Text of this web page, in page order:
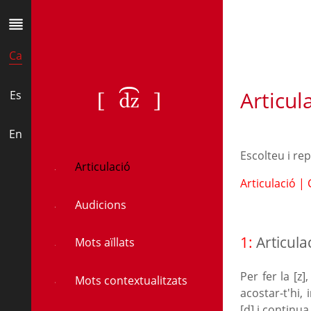
Ca
Es
En
[ʣ]
Articulació
Audicions
Mots aïllats
Mots contextualitzats
Escolteu i
Articulació |
1:
Per fer la
acostar­-t'hi,